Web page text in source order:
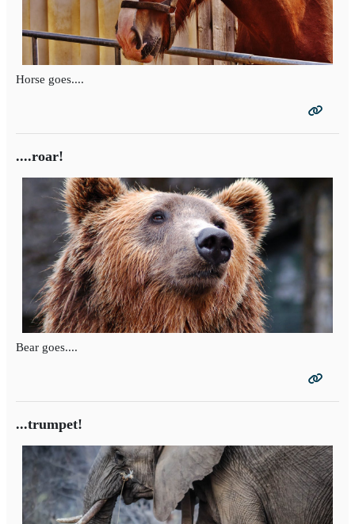
Horse goes....
....roar!
Bear goes....
...trumpet!